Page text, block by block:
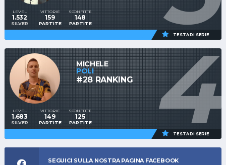
LEVEL
1.532
SILVER
VITTORIE
159
PARTITE
SCONFITTE
148
PARTITE
TESTA DI SERIE
4
MICHELE
POLI
#28 RANKING
LEVEL
1.683
SILVER
VITTORIE
149
PARTITE
SCONFITTE
125
PARTITE
TESTA DI SERIE
SEGUICI SULLA NOSTRA PAGINA FACEBOOK